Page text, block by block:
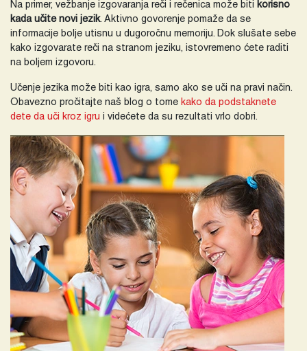
Na primer, vežbanje izgovaranja reči i rečenica može biti
korisno
kada učite novi jezik. Aktivno govorenje pomaže da se
informacije bolje utisnu u dugoročnu memoriju. Dok slušate sebe
kako izgovarate reči na stranom jeziku, istovremeno ćete raditi
na boljem izgovoru.
Učenje jezika može biti kao igra, samo ako se uči na pravi način.
Obavezno pročitajte naš blog o tome kako da podstaknete
dete da uči kroz igru
i videćete da su rezultati vrlo dobri.